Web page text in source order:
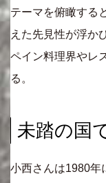
テーマを俯瞰する
えた先見性が浮か
ペイン料理界やレ
る。
未踏の国
小西さんは1980年